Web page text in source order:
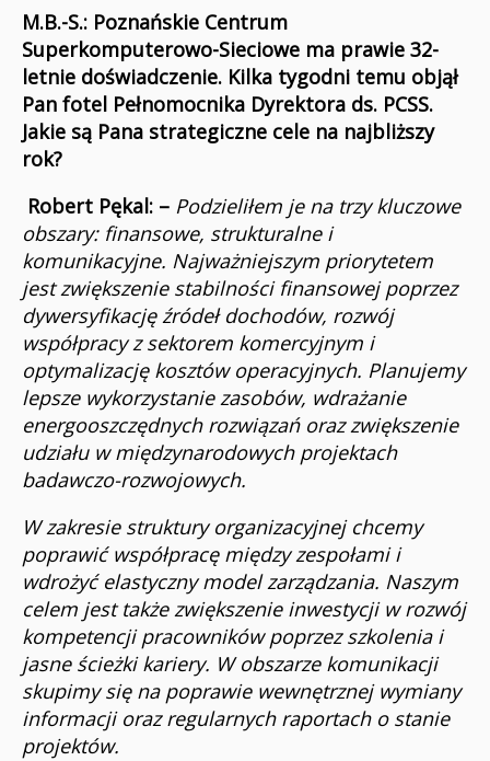
M.B.-S.: Poznańskie Centrum
Superkomputerowo-Sieciowe ma prawie 32-
letnie doświadczenie. Kilka tygodni temu objął
Pan fotel Pełnomocnika Dyrektora ds. PCSS.
Jakie są Pana strategiczne cele na najbliższy
rok?
Robert Pękal: – Podzieliłem je na trzy kluczowe
obszary: finansowe, strukturalne i
komunikacyjne. Najważniejszym priorytetem
jest zwiększenie stabilności finansowej poprzez
dywersyfikację źródeł dochodów, rozwój
współpracy z sektorem komercyjnym i
optymalizację kosztów operacyjnych. Planujemy
lepsze wykorzystanie zasobów, wdrażanie
energooszczędnych rozwiązań oraz zwiększenie
udziału w międzynarodowych projektach
badawczo-rozwojowych.
W zakresie struktury organizacyjnej chcemy
poprawić współpracę między zespołami i
wdrożyć elastyczny model zarządzania. Naszym
celem jest także zwiększenie inwestycji w rozwój
kompetencji pracowników poprzez szkolenia i
jasne ścieżki kariery. W obszarze komunikacji
skupimy się na poprawie wewnętrznej wymiany
informacji oraz regularnych raportach o stanie
projektów.